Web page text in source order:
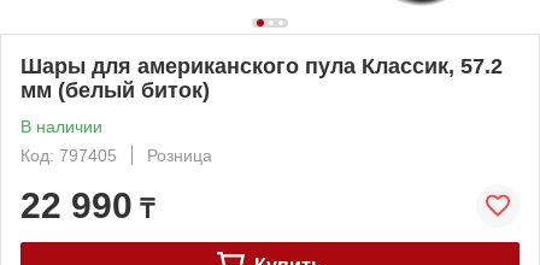
Шары для американского пула Классик, 57.2
мм (белый биток)
В наличии
Код: 797405
Розница
22 990 ₸